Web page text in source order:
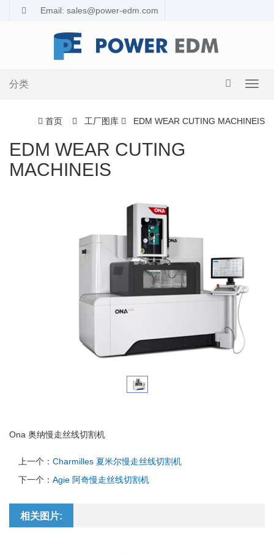
Email: sales@power-edm.com
导
换
分类
首页 工厂图库 EDM WEAR CUTING MACHINEIS
EDM WEAR CUTING
MACHINEIS
Ona 奥纳慢走丝线切割机
上一个： Charmilles 夏米尔慢走丝线切割机
下一个： Agie 阿奇慢走丝线切割机
相关图片: